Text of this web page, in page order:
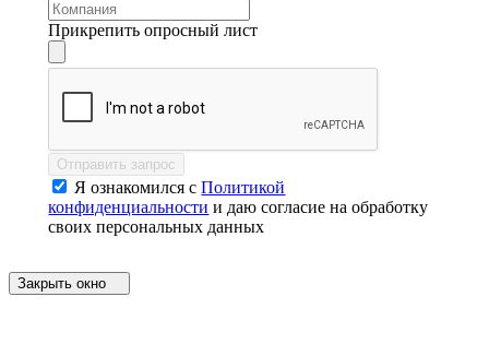
Прикрепить опросный лист
Отправить запрос
Я ознакомился сПолитикой
конфиденциальности и даю согласие на обработку
своих персональных данных
Закрыть окно